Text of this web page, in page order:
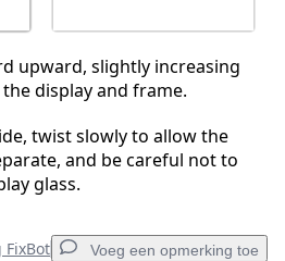
upward, slightly increasing
display and frame.
twist slowly to allow the
and be careful not to
glass.
FixBot Voeg een opmerking toe